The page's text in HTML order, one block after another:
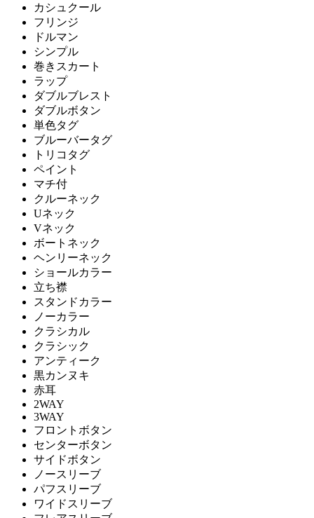
カシュクール
フリンジ
ドルマン
シンプル
巻きスカート
ラップ
ダブルブレスト
ダブルボタン
単色タグ
ブルーバータグ
トリコタグ
ペイント
マチ付
クルーネック
Uネック
Vネック
ボートネック
ヘンリーネック
ショールカラー
立ち襟
スタンドカラー
ノーカラー
クラシカル
クラシック
アンティーク
黒カンヌキ
赤耳
2WAY
3WAY
フロントボタン
センターボタン
サイドボタン
ノースリーブ
パフスリーブ
ワイドスリーブ